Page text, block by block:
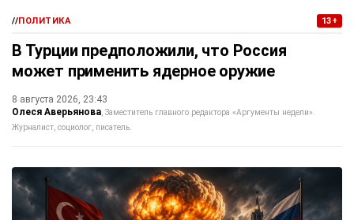
//ПОЛИТИКА 13+
В Турции предположили, что Россия
может применить ядерное оружие
8 августа 2026, 23:43
Олеся Аверьянова Заместитель главного редактора «Аргументы недели».
Журналист, социолог, писатель.